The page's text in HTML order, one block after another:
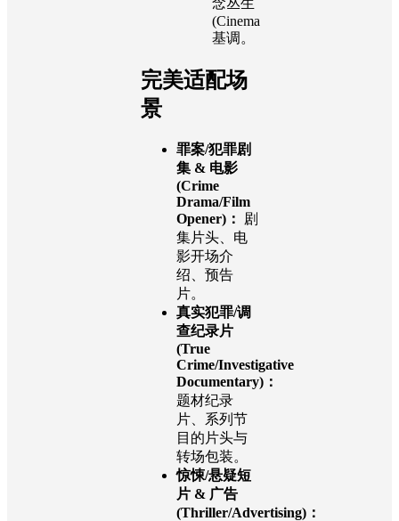
念丛生
(Cinema
基调。
完美适配场
景
罪案/犯罪剧
集 & 电影
(Crime
Drama/Film
Opener)：
剧
集片头、电
影开场介
绍、预告
片。
真实犯罪/调
查纪录片
(True
Crime/Investigative
Documentary)：
题材纪录
片、系列节
目的片头与
转场包装。
惊悚/悬疑短
片 & 广告
(Thriller/Advertising)：